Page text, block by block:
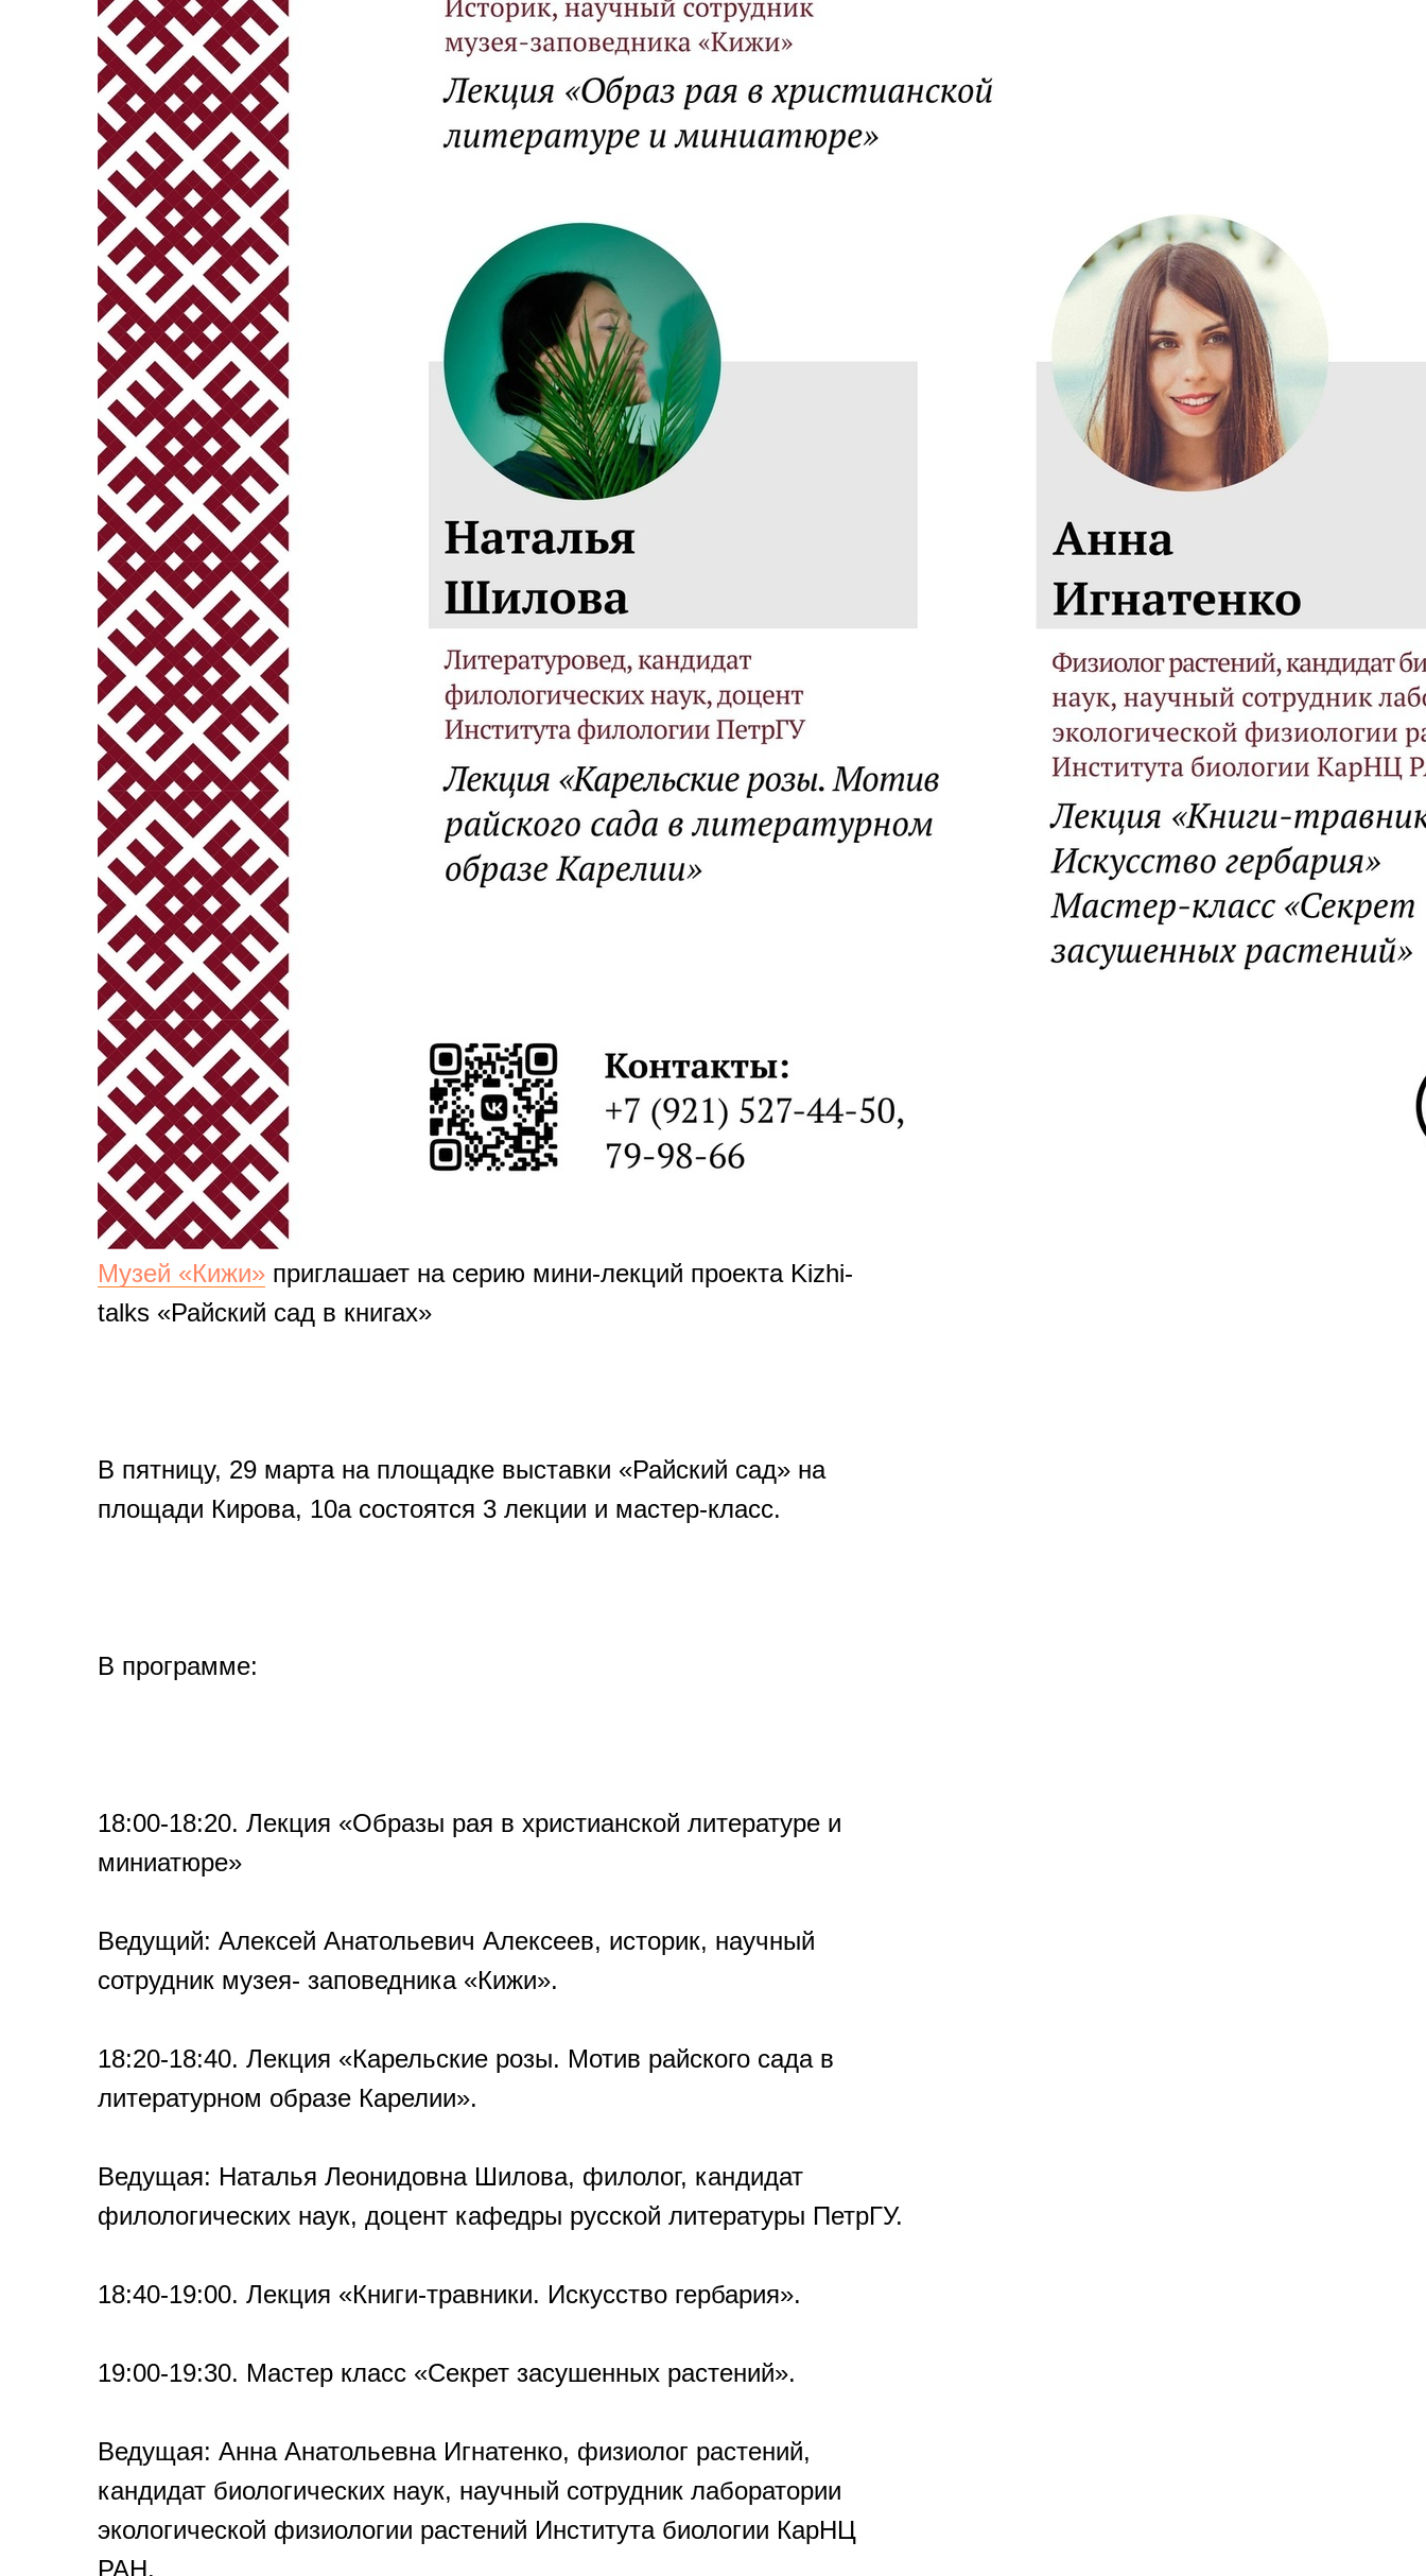
Музей «Кижи» приглашает на серию мини-лекций проекта Kizhi-
talks «Райский сад в книгах»
В пятницу, 29 марта на площадке выставки «Райский сад» на
площади Кирова, 10а состоятся 3 лекции и мастер-класс.
В программе:
18:00-18:20. Лекция «Образы рая в христианской литературе и
миниатюре»
Ведущий: Алексей Анатольевич Алексеев, историк, научный
сотрудник музея- заповедника «Кижи».
18:20-18:40. Лекция «Карельские розы. Мотив райского сада в
литературном образе Карелии».
Ведущая: Наталья Леонидовна Шилова, филолог, кандидат
филологических наук, доцент кафедры русской литературы ПетрГУ.
18:40-19:00. Лекция «Книги-травники. Искусство гербария».
19:00-19:30. Мастер класс «Секрет засушенных растений».
Ведущая: Анна Анатольевна Игнатенко, физиолог растений,
кандидат биологических наук, научный сотрудник лаборатории
экологической физиологии растений Института биологии КарНЦ
РАН.